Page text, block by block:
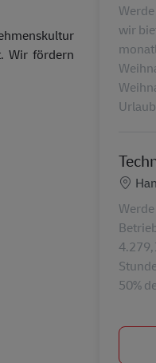
Wir fördern
wir
Locatie
50%